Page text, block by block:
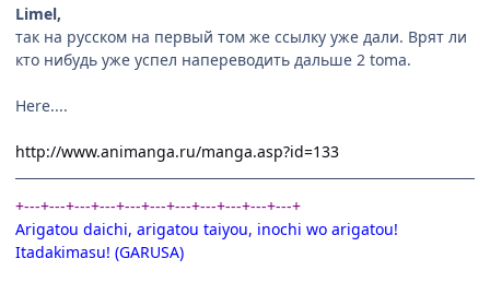
Limel,
так на русском на первый том же ссылку уже дали. Врят ли
кто нибудь уже успел напереводить дальше 2 toma.
Here....
http://www.animanga.ru/manga.asp?id=133
+---+---+---+---+---+---+---+---+---+---+---+
Arigatou daichi, arigatou taiyou, inochi wo arigatou!
Itadakimasu! (GARUSA)